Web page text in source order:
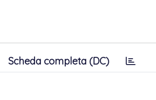
Scheda completa (DC)